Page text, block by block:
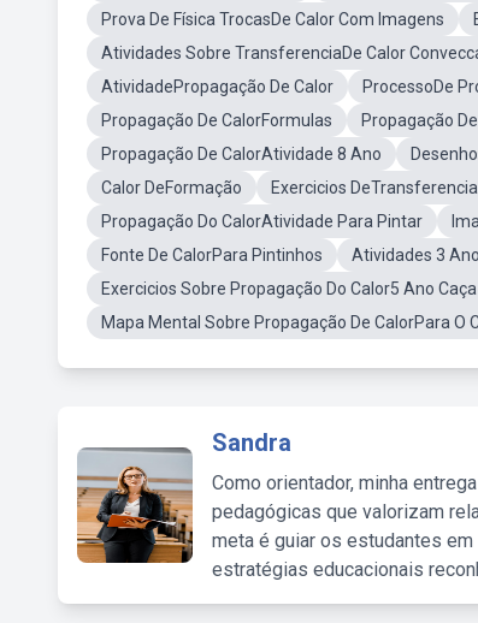
Prova De Física TrocasDe Calor Com Imagens
Atividades Sobre TransferenciaDe Calor
AtividadePropagação De Calor
ProcessoDe
Propagação De CalorFormulas
Propagação
Propagação De CalorAtividade 8 Ano
Calor DeFormação
Exercicios
Propagação Do CalorAtividade Para Pintar
Fonte De CalorPara Pintinhos
Atividades 3
Exercicios Sobre Propagação Do Calor5 Ano
Mapa Mental Sobre Propagação De CalorPara O
Sandra
Como orientador, minha
pedagógicas que valorizam
meta é guiar os estudantes
estratégias educacionais